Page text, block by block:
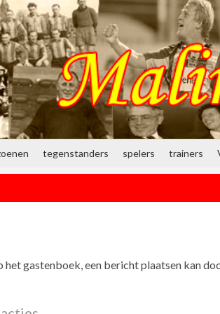
tegenstanders spelers trainers
het gastenboek, een bericht plaatsen kan